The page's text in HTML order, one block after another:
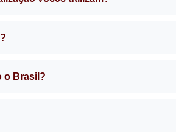
o Brasil?